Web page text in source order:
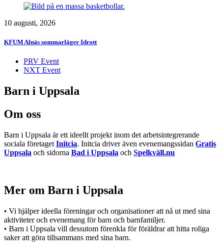
10 augusti, 2026
KFUM Alnäs sommarläger Idrott
PRV Event
NXT Event
Barn i Uppsala
Om oss
Barn i Uppsala är ett ideellt projekt inom det arbetsintegrerande
sociala företaget Initcia. Initcia driver även evenemangssidan Gratis
Uppsala och sidorna Bad i Uppsala och Spelkväll.nu
Mer om Barn i Uppsala
• Vi hjälper ideella föreningar och organisationer att nå ut med sina
aktiviteter och evenemang för barn och barnfamiljer.
• Barn i Uppsala vill dessutom förenkla för föräldrar att hitta roliga
saker att göra tillsammans med sina barn.